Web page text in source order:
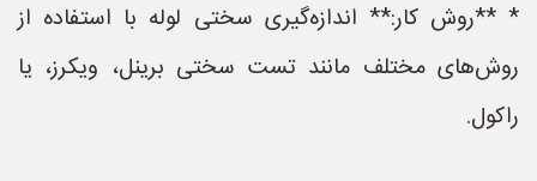
* **روش کار:** اندازه‌گیری سختی لوله با استفاده از
روش‌های مختلف مانند تست سختی برینل، ویکرز، یا
راکول.